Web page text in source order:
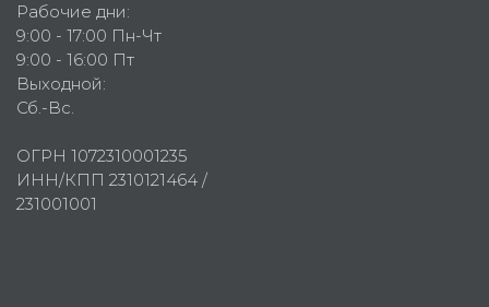
Рабочие дни:
9:00 - 17:00 Пн-Чт
9:00 - 16:00 Пт
Выходной:
Сб.-Вс.
ОГРН 1072310001235
ИНН/КПП 2310121464 /
231001001